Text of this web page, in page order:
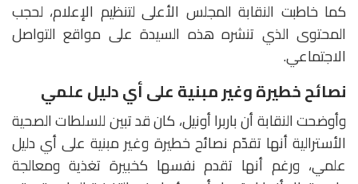
كما خاطبت النقابة المجلس الأعلى لتنظيم الإعلام، لحجب
المحتوى الذي تنشره هذه السيدة على مواقع التواصل
الاجتماعي.
نصائح خطيرة وغير مبنية على أي دليل علمي
وأوضحت النقابة أن باربرا أونيل، كان قد تبين للسلطات الصحية
الأسترالية أنها تقدّم نصائح خطيرة وغير مبنية على أي دليل
علمي، ورغم أنها تقدم نفسها كخبيرة تغذية ومعالجة